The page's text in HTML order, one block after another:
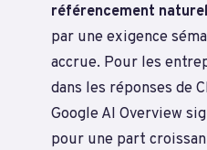
référencement
par une exigence
accrue. Pour les
dans les réponses de
Google AI Overview
pour une part